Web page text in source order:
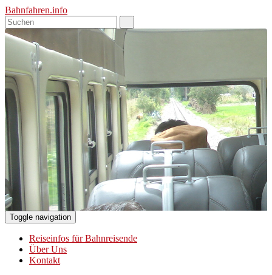
Bahnfahren.info
Toggle navigation
Reiseinfos für Bahnreisende
Über Uns
Kontakt